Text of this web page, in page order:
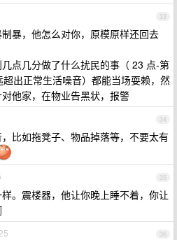
33
暴，他怎么对你，原模原样还回去
点几分做了什么扰民的事（ 23 点-第
出正常生活噪音）都能当场耍赖，然
他家，在物业告黑状，报警
34
比如拖凳子、物品掉落等，不要太有
35
。震楼器，他让你晚上睡不着，你让
36